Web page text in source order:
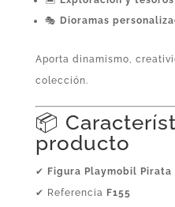
🎭 Dioramas
Aporta dinamismo,
colección.
📦
producto
✔ Figura Playmobil Pirata
✔ Referencia F155